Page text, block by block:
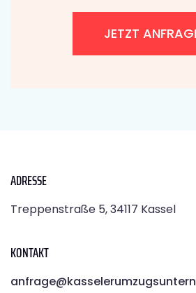
JETZT
ADRESSE
Treppenstraße 5, 34117 Kassel
KONTAKT